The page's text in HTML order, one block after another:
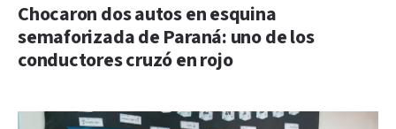
Chocaron dos autos en esquina
semaforizada de Paraná: uno de los
conductores cruzó en rojo